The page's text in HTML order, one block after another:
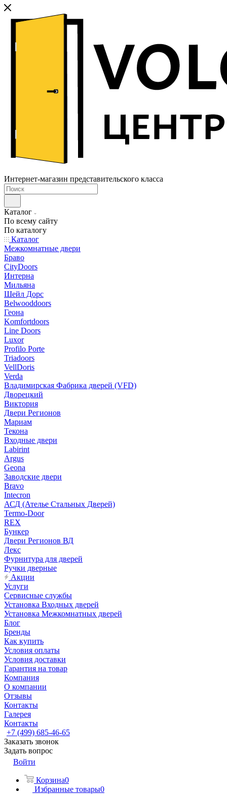
Интернет-магазин представительского класса
Каталог
По всему сайту
По каталогу
Каталог
Межкомнатные двери
Браво
CityDoors
Интерна
Мильяна
Шейл Дорс
Belwooddoors
Геона
Komfortdoors
Line Doors
Luxor
Profilo Porte
Triadoors
VellDoris
Verda
Владимирская Фабрика дверей (VFD)
Дворецкий
Виктория
Двери Регионов
Мариам
Текона
Входные двери
Labirint
Argus
Geona
Заводские двери
Bravo
Intecron
АСД (Ателье Стальных Дверей)
Termo-Door
REX
Бункер
Двери Регионов ВД
Лекс
Фурнитура для дверей
Ручки дверные
Акции
Услуги
Сервисные службы
Установка Входных дверей
Установка Межкомнатных дверей
Блог
Бренды
Как купить
Условия оплаты
Условия доставки
Гарантия на товар
Компания
О компании
Отзывы
Контакты
Галерея
Контакты
+7 (499) 685-46-65
Заказать звонок
Задать вопрос
Войти
Корзина0
Избранные товары0